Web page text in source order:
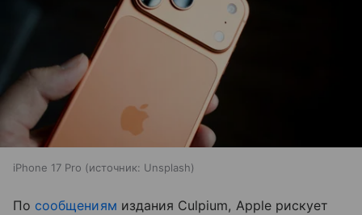
iPhone 17 Pro источник: Unsplash
По сообщениям издания Culpium, Apple рискует